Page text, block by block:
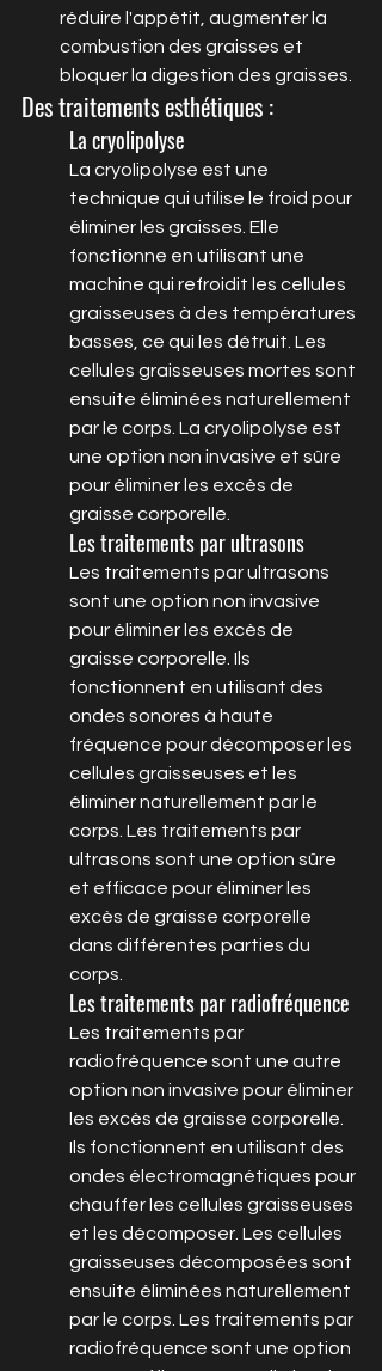
réduire l'appétit, augmenter la
combustion des graisses et
bloquer la digestion des graisses.
Des traitements esthétiques :
La cryolipolyse
La cryolipolyse est une
technique qui utilise le froid pour
éliminer les graisses. Elle
fonctionne en utilisant une
machine qui refroidit les cellules
graisseuses à des températures
basses, ce qui les détruit. Les
cellules graisseuses mortes sont
ensuite éliminées naturellement
par le corps. La cryolipolyse est
une option non invasive et sûre
pour éliminer les excès de
graisse corporelle.
Les traitements par ultrasons
Les traitements par ultrasons
sont une option non invasive
pour éliminer les excès de
graisse corporelle. Ils
fonctionnent en utilisant des
ondes sonores à haute
fréquence pour décomposer les
cellules graisseuses et les
éliminer naturellement par le
corps. Les traitements par
ultrasons sont une option sûre
et efficace pour éliminer les
excès de graisse corporelle
dans différentes parties du
corps.
Les traitements par radiofréquence
Les traitements par
radiofréquence sont une autre
option non invasive pour éliminer
les excès de graisse corporelle.
Ils fonctionnent en utilisant des
ondes électromagnétiques pour
chauffer les cellules graisseuses
et les décomposer. Les cellules
graisseuses décomposées sont
ensuite éliminées naturellement
par le corps. Les traitements par
radiofréquence sont une option